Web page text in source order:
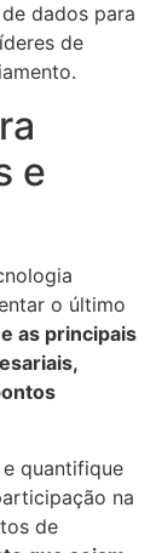
dados para
de
e
o último
as principais
quantifique
na
de